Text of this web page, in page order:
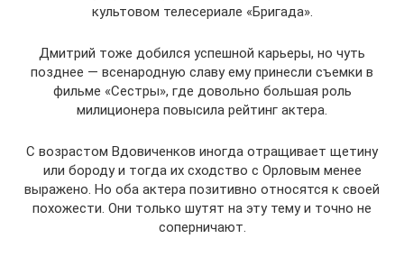
культовом телесериале «Бригада».
Дмитрий тоже добился успешной карьеры, но чуть
позднее — всенародную славу ему принесли съемки в
фильме «Сестры», где довольно большая роль
милиционера повысила рейтинг актера.
С возрастом Вдовиченков иногда отращивает щетину
или бороду и тогда их сходство с Орловым менее
выражено. Но оба актера позитивно относятся к своей
похожести. Они только шутят на эту тему и точно не
соперничают.